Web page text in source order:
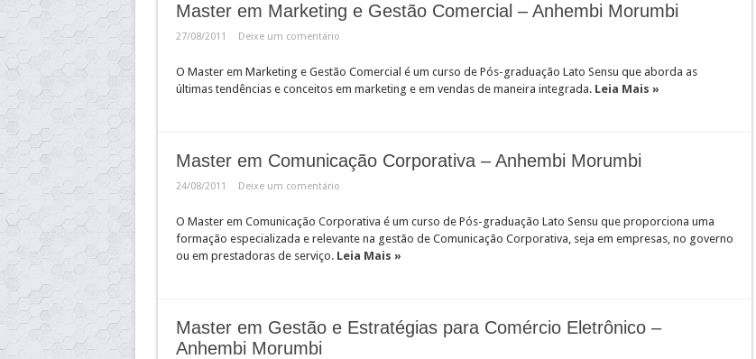
Master em Marketing e Gestão Comercial – Anhembi Morumbi
27/08/2011 Deixe um comentário
O Master em Marketing e Gestão Comercial é um curso de Pós-graduação Lato Sensu que aborda as
últimas tendências e conceitos em marketing e em vendas de maneira integrada. Leia Mais »
Master em Comunicação Corporativa – Anhembi Morumbi
24/08/2011 Deixe um comentário
O Master em Comunicação Corporativa é um curso de Pós-graduação Lato Sensu que proporciona uma
formação especializada e relevante na gestão de Comunicação Corporativa, seja em empresas, no governo
ou em prestadoras de serviço. Leia Mais »
Master em Gestão e Estratégias para Comércio Eletrônico –
Anhembi Morumbi